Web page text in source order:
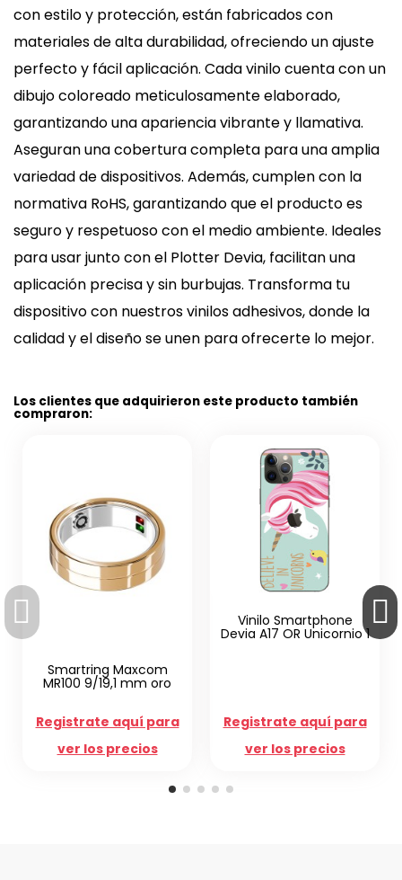
con estilo y protección, están fabricados con
materiales de alta durabilidad, ofreciendo un ajuste
perfecto y fácil aplicación. Cada vinilo cuenta con un
dibujo coloreado meticulosamente elaborado,
garantizando una apariencia vibrante y llamativa.
Aseguran una cobertura completa para una amplia
variedad de dispositivos. Además, cumplen con la
normativa RoHS, garantizando que el producto es
seguro y respetuoso con el medio ambiente. Ideales
para usar junto con el Plotter Devia, facilitan una
aplicación precisa y sin burbujas. Transforma tu
dispositivo con nuestros vinilos adhesivos, donde la
calidad y el diseño se unen para ofrecerte lo mejor.
Los clientes que adquirieron este producto también
compraron:
Registrate aquí para
ver los precios
Registrate aquí para
ver los precios